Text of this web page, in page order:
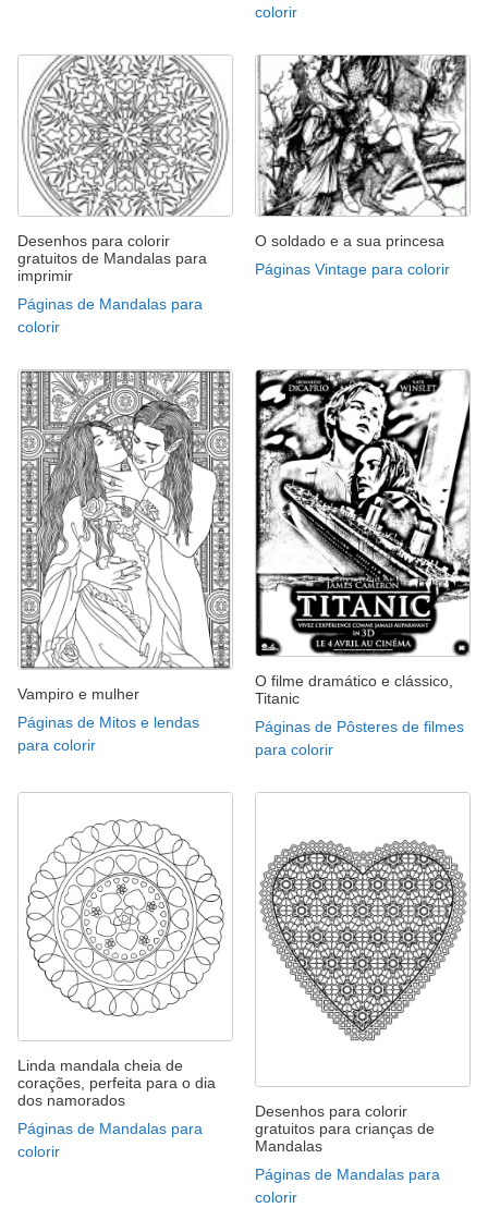
colorir
Desenhos para colorir
gratuitos de Mandalas para
imprimir
Páginas de Mandalas para
colorir
O soldado e a sua princesa
Páginas Vintage para colorir
Vampiro e mulher
Páginas de Mitos e lendas
para colorir
O filme dramático e clássico,
Titanic
Páginas de Pôsteres de filmes
para colorir
Linda mandala cheia de
corações, perfeita para o dia
dos namorados
Páginas de Mandalas para
colorir
Desenhos para colorir
gratuitos para crianças de
Mandalas
Páginas de Mandalas para
colorir